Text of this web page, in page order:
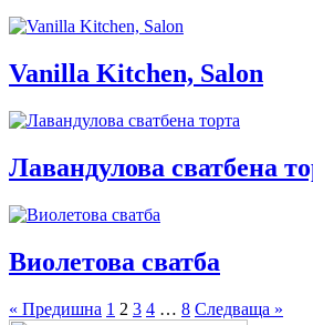
Vanilla Kitchen, Salon
Лавандулова сватбена
Виолетова сватба
« Предишна 1 2 3 4 … 8 Следваща »